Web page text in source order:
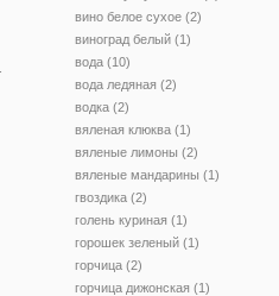
вино белое сухое (2)
виноград белый (1)
вода (10)
вода ледяная (2)
водка (2)
вяленая клюква (1)
вяленые лимоны (2)
вяленые мандарины (1)
гвоздика (2)
голень куриная (1)
горошек зеленый (1)
горчица (2)
горчица дижонская (1)